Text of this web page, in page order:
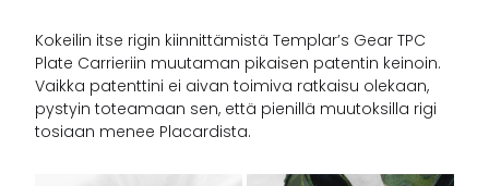
Kokeilin itse rigin kiinnittämistä Templar’s Gear TPC
Plate Carrieriin muutaman pikaisen patentin keinoin.
Vaikka patenttini ei aivan toimiva ratkaisu olekaan,
pystyin toteamaan sen, että pienillä muutoksilla rigi
tosiaan menee Placardista.